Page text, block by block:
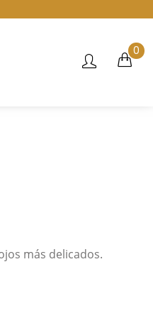
0
más delicados.